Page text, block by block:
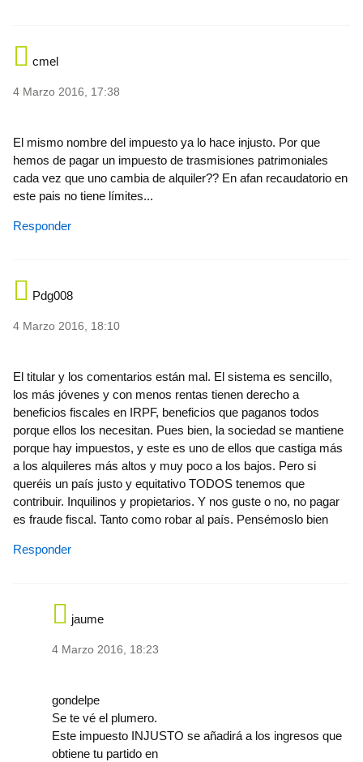
cmel
4 Marzo 2016, 17:38
El mismo nombre del impuesto ya lo hace injusto. Por que
hemos de pagar un impuesto de trasmisiones patrimoniales
cada vez que uno cambia de alquiler?? En afan recaudatorio en
este pais no tiene límites...
Responder
Pdg008
4 Marzo 2016, 18:10
El titular y los comentarios están mal. El sistema es sencillo,
los más jóvenes y con menos rentas tienen derecho a
beneficios fiscales en IRPF, beneficios que paganos todos
porque ellos los necesitan. Pues bien, la sociedad se mantiene
porque hay impuestos, y este es uno de ellos que castiga más
a los alquileres más altos y muy poco a los bajos. Pero si
queréis un país justo y equitativo TODOS tenemos que
contribuir. Inquilinos y propietarios. Y nos guste o no, no pagar
es fraude fiscal. Tanto como robar al país. Pensémoslo bien
Responder
jaume
4 Marzo 2016, 18:23
gondelpe
Se te vé el plumero.
Este impuesto INJUSTO se añadirá a los ingresos que
obtiene tu partido en